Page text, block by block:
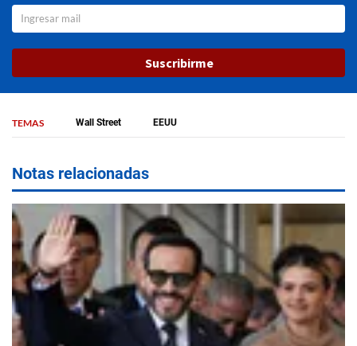
Suscribirme
TEMAS Wall Street EEUU
Notas relacionadas